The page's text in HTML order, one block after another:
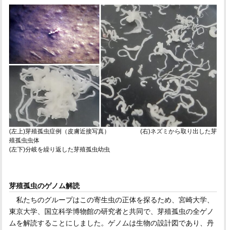
(左上)芽殖孤虫症例（皮膚近接写真） (右)ネズミから取り出した芽
殖孤虫虫体
(左下)分岐を繰り返した芽殖孤虫幼虫
芽殖孤虫のゲノム解読
私たちのグループはこの寄生虫の正体を探るため、宮崎大学、
東京大学、国立科学博物館の研究者と共同で、芽殖孤虫の全ゲノ
ムを解読することにしました。ゲノムは生物の設計図であり、丹